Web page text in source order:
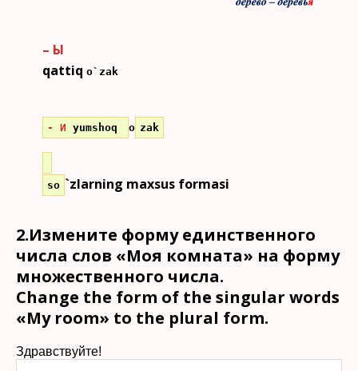
– Ы
qattiq o`zak
- И yumshoq o zak
so `zlarning maxsus formasi
2.Измените форму единственного
числа слов «Моя комната» на форму
множественного числа.
Change the form of the singular words
«My room» to the plural form.